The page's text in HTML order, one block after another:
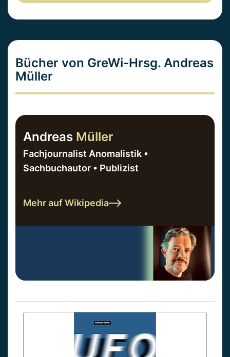
Bücher von GreWi-Hrsg. Andreas
Müller
Andreas Müller
Fachjournalist Anomalistik •
Sachbuchautor • Publizist
Mehr auf Wikipedia